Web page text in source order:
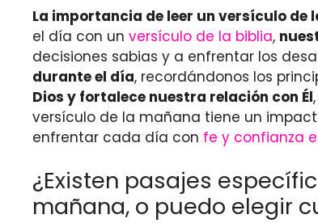
La importancia de leer un versículo
el día con un versículo de la biblia,
decisiones sabias y a enfrentar los
durante el día, recordándonos los
Dios y fortalece nuestra relación con Él
versículo de la mañana tiene un
enfrentar cada día con fe y confianza
¿Existen pasajes
mañana, o puedo elegir